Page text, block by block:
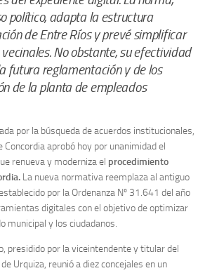
político, adapta la estructura
de Entre Ríos y prevé simplificar
No obstante, su efectividad
futura reglamentación y de los
de la planta de empleados
por la búsqueda de acuerdos institucionales,
Concordia aprobó hoy por unanimidad el
renueva y moderniza el procedimiento
La nueva normativa reemplaza al antiguo
por la Ordenanza Nº 31.641 del año
digitales con el objetivo de optimizar
municipal y los ciudadanos.
presidido por la viceintendente y titular del
Urquiza, reunió a diez concejales en un